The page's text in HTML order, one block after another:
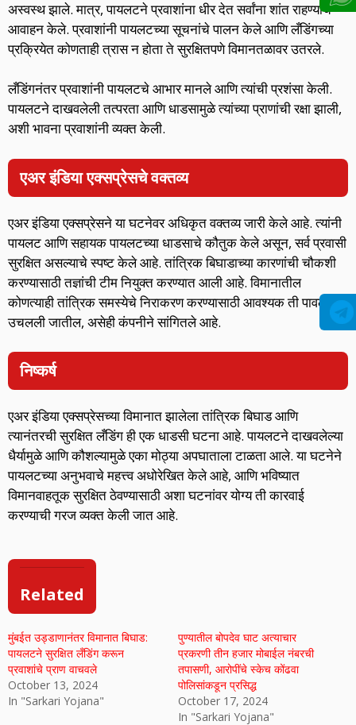
अस्वस्थ झाले. मात्र, पायलटने प्रवाशांना धीर देत सर्वांना शांत राहण्याचे
आवाहन केले. प्रवाशांनी पायलटच्या सूचनांचे पालन केले आणि लँडिंगच्या
प्रक्रियेत कोणताही त्रास न होता ते सुरक्षितपणे विमानतळावर उतरले.
लँडिंगनंतर प्रवाशांनी पायलटचे आभार मानले आणि त्यांची प्रशंसा केली.
पायलटने दाखवलेली तत्परता आणि धाडसामुळे त्यांच्या प्राणांची रक्षा झाली,
अशी भावना प्रवाशांनी व्यक्त केली.
एअर इंडिया एक्सप्रेसचे वक्तव्य
एअर इंडिया एक्सप्रेसने या घटनेवर अधिकृत वक्तव्य जारी केले आहे. त्यांनी
पायलट आणि सहायक पायलटच्या धाडसाचे कौतुक केले असून, सर्व प्रवासी
सुरक्षित असल्याचे स्पष्ट केले आहे. तांत्रिक बिघाडाच्या कारणांची चौकशी
करण्यासाठी तज्ञांची टीम नियुक्त करण्यात आली आहे. विमानातील
कोणत्याही तांत्रिक समस्येचे निराकरण करण्यासाठी आवश्यक ती पावले
उचलली जातील, असेही कंपनीने सांगितले आहे.
निष्कर्ष
एअर इंडिया एक्सप्रेसच्या विमानात झालेला तांत्रिक बिघाड आणि
त्यानंतरची सुरक्षित लँडिंग ही एक धाडसी घटना आहे. पायलटने दाखवलेल्या
धैर्यामुळे आणि कौशल्यामुळे एका मोठ्या अपघाताला टाळता आले. या घटनेने
पायलटच्या अनुभवाचे महत्त्व अधोरेखित केले आहे, आणि भविष्यात
विमानवाहतूक सुरक्षित ठेवण्यासाठी अशा घटनांवर योग्य ती कारवाई
करण्याची गरज व्यक्त केली जात आहे.
Related
मुंबईत उड्डाणानंतर विमानात बिघाड:
पायलटने सुरक्षित लँडिंग करून
प्रवाशांचे प्राण वाचवले
October 13, 2024
In "Sarkari Yojana"
पुण्यातील बोपदेव घाट अत्याचार
प्रकरणी तीन हजार मोबाईल नंबरची
तपासणी, आरोपींचे स्केच कोंढवा
पोलिसांकडून प्रसिद्ध
October 17, 2024
In "Sarkari Yojana"